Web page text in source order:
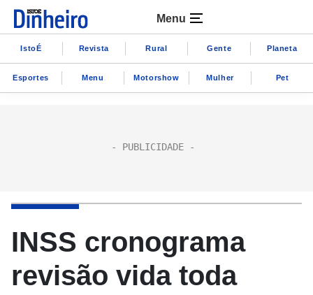
Menu
IstoÉ Revista Rural Gente Planeta
Esportes Menu Motorshow Mulher Pet
INSS cronograma
revisão vida toda